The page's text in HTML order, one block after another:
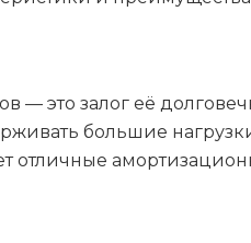
— это залог её
большие